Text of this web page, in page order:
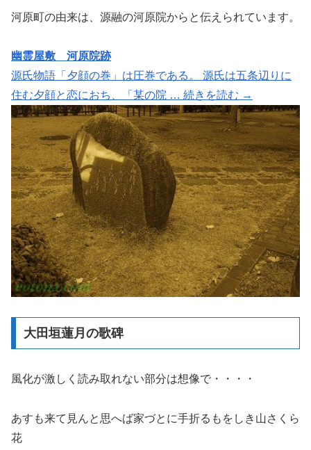
河原町の由来は、源融の河原院からと伝えられています。
幽霊屋敷 河原院跡
源氏物語「夕顔の巻」は圧巻である。 源氏は五条辺りに
住む夕顔と恋におち、「某の院 … 続きを読む →
大田垣蓮月の歌碑
風化が激しく読み取れない部分は想像で・・・・
あすも来て見んと思へば家づとに手折るもをしき山さくら
花